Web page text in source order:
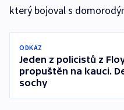
který bojoval s
ODKAZ
Jeden z policistů z
propuštěn na kauci.
sochy